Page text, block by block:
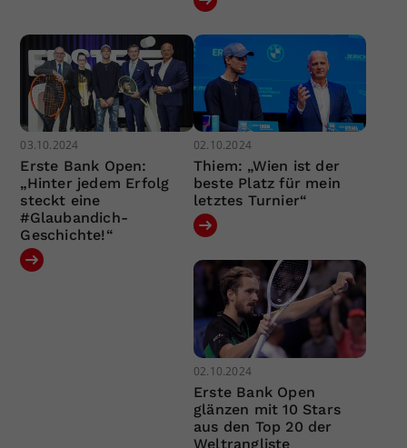
03.10.2024
Erste Bank Open:
„Hinter jedem Erfolg
steckt eine
#Glaubandich-
Geschichte!“
02.10.2024
Thiem: „Wien ist der
beste Platz für mein
letztes Turnier“
02.10.2024
Erste Bank Open
glänzen mit 10 Stars
aus den Top 20 der
Weltrangliste